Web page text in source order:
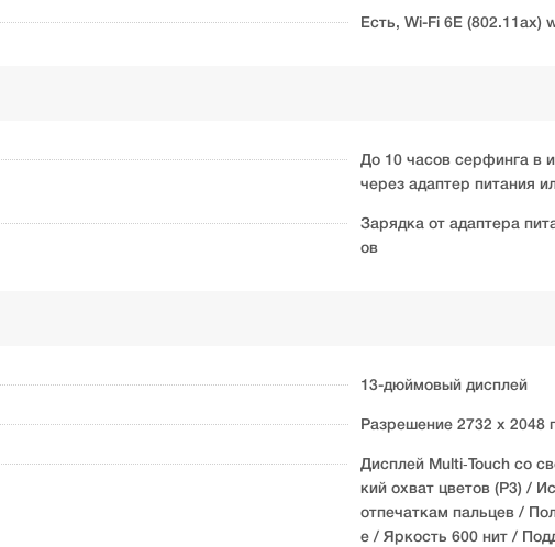
Есть, Wi-Fi 6E (802.11ax)
До 10 часов серфинга в
через адаптер питания
Зарядка от адаптера
ов
13-дюймовый дисплей
Разрешение 2732 x 2048
Дисплей Multi‑Touch со
кий охват цветов (P3) /
отпечаткам пальцев /
е / Яркость 600 нит /